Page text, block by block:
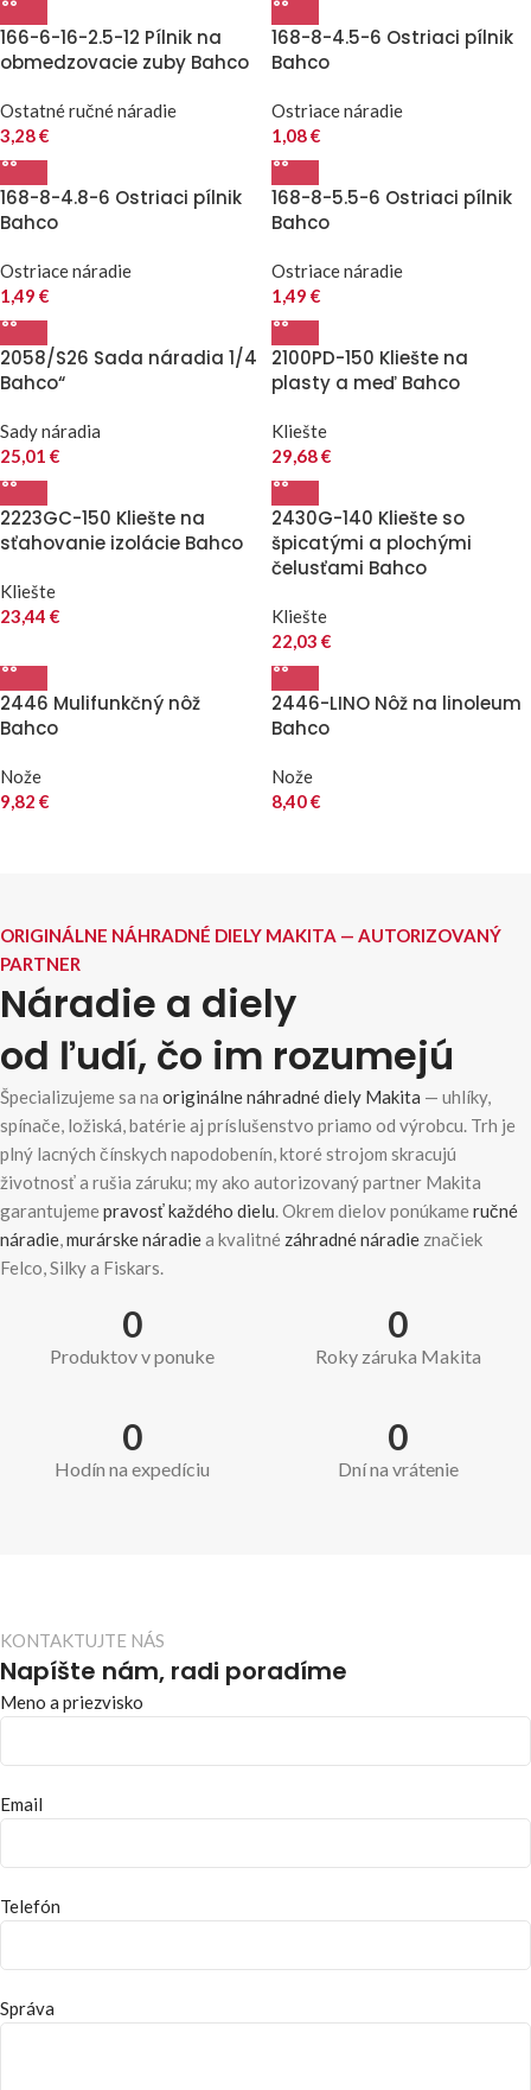
166-6-16-2.5-12 Pílnik na
obmedzovacie zuby Bahco
Ostatné ručné náradie
3,28€
168-8-4.5-6 Ostriaci pílnik
Bahco
Ostriace náradie
1,08€
168-8-4.8-6 Ostriaci pílnik
Bahco
Ostriace náradie
1,49 €
168-8-5.5-6 Ostriaci pílnik
Bahco
Ostriace náradie
1,49 €
2058/S26 Sada náradia 1/4
Bahco“
Sady náradia
25,01 €
2100PD-150 Kliešte na
plasty a meď Bahco
Kliešte
29,68€
2223GC-150 Kliešte na
sťahovanie izolácie Bahco
Kliešte
23,44 €
2430G-140 Kliešte so
špicatými a plochými
čelusťami Bahco
Kliešte
22,03 €
2446 Mulifunkčný nôž
Bahco
Nože
9,82 €
2446-LINO Nôž na linoleum
Bahco
Nože
8,40€
ORIGINÁLNE NÁHRADNÉ DIELY MAKITA — AUTORIZOVANÝ
PARTNER
Náradie a diely
od ľudí, čo im rozumejú
Špecializujeme sa na originálne náhradné diely Makita — uhlíky,
spínače, ložiská, batérie aj príslušenstvo priamo od výrobcu. Trh je
plný lacných čínskych napodobenín, ktoré strojom skracujú
životnosť a rušia záruku; my ako autorizovaný partner Makita
garantujemepravosť každého dielu. Okrem dielov ponúkameručné
náradie,murárske náradiea kvalitné záhradné náradie značiek
Felco, Silky a Fiskars.
0
Produktov v ponuke
0
Roky záruka Makita
0
Hodín na expedíciu
0
Dní na vrátenie
KONTAKTUJTE NÁS
Napíšte nám, radi poradíme
Meno a priezvisko
Email
Telefón
Správa